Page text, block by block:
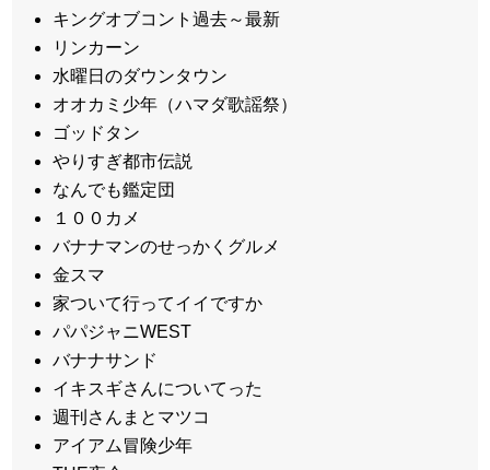
キングオブコント過去～最新
リンカーン
水曜日のダウンタウン
オオカミ少年（ハマダ歌謡祭）
ゴッドタン
やりすぎ都市伝説
なんでも鑑定団
１００カメ
バナナマンのせっかくグルメ
金スマ
家ついて行ってイイですか
パパジャニWEST
バナナサンド
イキスギさんについてった
週刊さんまとマツコ
アイアム冒険少年